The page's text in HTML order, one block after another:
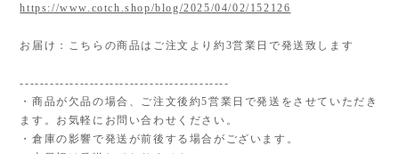
https://www.cotch.shop/blog/2025/04/02/152126
お届け：こちらの商品はご注文より約3営業日で発送致します
------------------------------------------
・商品が欠品の場合、ご注文後約5営業日で発送をさせていただき
ます。お気軽にお問い合わせください。
・倉庫の影響で発送が前後する場合がございます。